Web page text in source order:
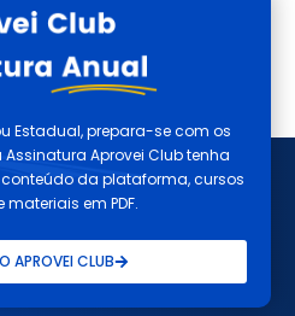
Estadual, prepara-se com os
Aprovei Club tenha
da plataforma, cursos
em PDF.
APROVEI CLUB